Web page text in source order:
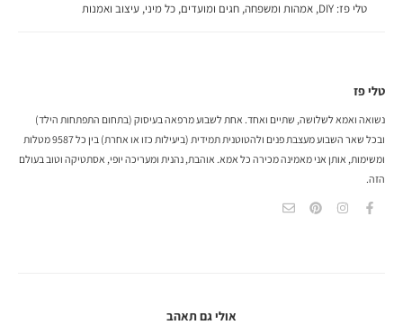
טלי פז:
DIY
, אמהות ומשפחה, חגים ומועדים, כל מיני, עיצוב ואמנות
טלי פז
נשואה ואמא לשלושה, שתיים ואחד. אחת לשבוע מרפאה בעיסוק (בתחום התפתחות הילד)
ובכל שאר השבוע מעצבת פנים ולהטוטנית תמידית (ביעילות כזו או אחרת) בין כל 9587 מטלות
ומשימות, אותן אני מאמינה מכירה כל אמא. אוהבת, נהנית ומעריכה יופי, אסתטיקה וטוב בעולם
הזה.